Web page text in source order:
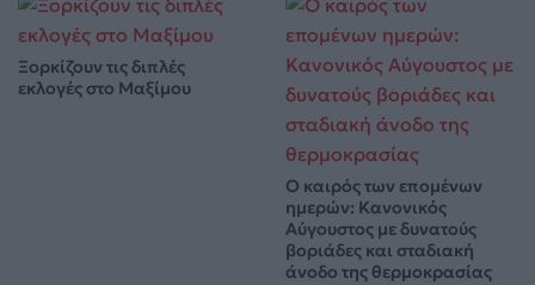
Ξορκίζουν τις διπλές
εκλογές στο Μαξίμου
Ο καιρός των επομένων
ημερών: Κανονικός
Αύγουστος με δυνατούς
βοριάδες και σταδιακή
άνοδο της θερμοκρασίας